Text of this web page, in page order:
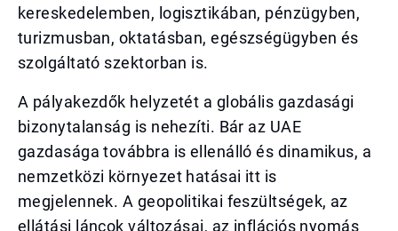
kereskedelemben, logisztikában, pénzügyben,
turizmusban, oktatásban, egészségügyben és
szolgáltató szektorban is.
A pályakezdők helyzetét a globális gazdasági
bizonytalanság is nehezíti. Bár az UAE
gazdasága továbbra is ellenálló és dinamikus, a
nemzetközi környezet hatásai itt is
megjelennek. A geopolitikai feszültségek, az
ellátási láncok változásai, az inflációs nyomás